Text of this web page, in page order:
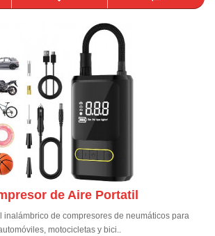
de Aire Portatil
inalámbrico de compresores de neumáticos para
motocicletas y bici..